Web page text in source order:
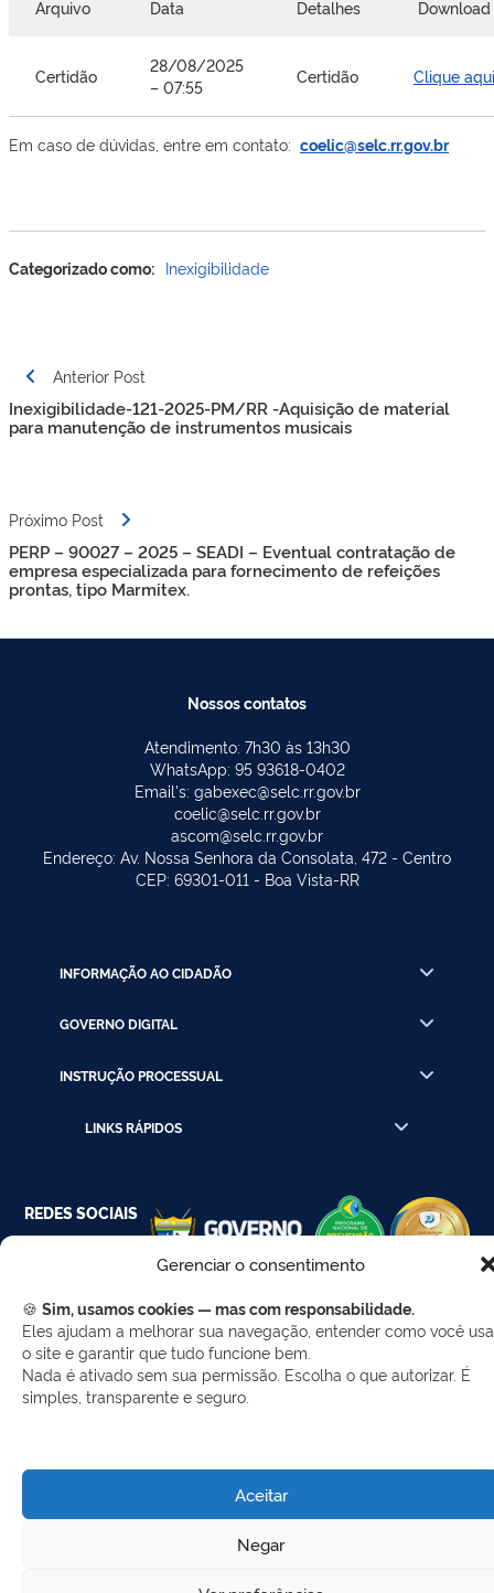
Gerenciar o consentimento
🍪 Sim, usamos cookies — mas com responsabilidade.
Eles ajudam a melhorar sua navegação, entender como você usa
o site e garantir que tudo funcione bem.
Nada é ativado sem sua permissão. Escolha o que autorizar. É
simples, transparente e seguro.
Aceitar
Negar
Arquivo Data Detalhes Download
Certidão
28/08/2025
– 07:55
Certidão Clique aqui
Em caso de dúvidas, entre em contato: coelic@selc.rr.gov.br
Categorizado como: Inexigibilidade
Navegação
de
Post
Anterior Post
Inexigibilidade-121-2025-PM/RR -Aquisição de material
para manutenção de instrumentos musicais
Próximo Post
PERP – 90027 – 2025 – SEADI – Eventual contratação de
empresa especializada para fornecimento de refeições
prontas, tipo Marmitex​​.
Nossos contatos
Atendimento: 7h30 às 13h30
WhatsApp: 95 93618-0402
Email's: gabexec@selc.rr.gov.br
coelic@selc.rr.gov.br
ascom@selc.rr.gov.br
Endereço: Av. Nossa Senhora da Consolata, 472 - Centro
CEP: 69301-011 - Boa Vista-RR
INFORMAÇÃO AO CIDADÃO
GOVERNO DIGITAL
INSTRUÇÃO PROCESSUAL
LINKS RÁPIDOS
REDES SOCIAIS
LinkedIn
Instagram
Desenvolvido por Gerência de Tecnologia da
Informação - SELC